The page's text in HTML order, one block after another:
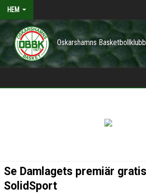
HEM
Oskarshamns Basketbollklubb
VÅRA LAG/TRÄNARE
Se Damlagets premiär
SolidSport